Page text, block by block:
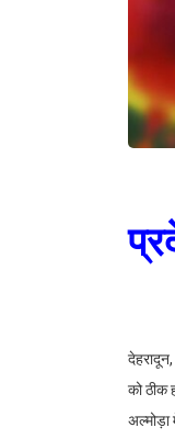
को ठीक
अल्मोड़ा